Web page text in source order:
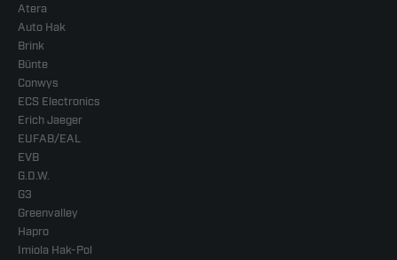
Atera
Auto Hak
Brink
Bünte
Conwys
ECS Electronics
Erich Jaeger
EUFAB/EAL
EVB
G.D.W.
G3
Greenvalley
Hapro
Imiola Hak-Pol